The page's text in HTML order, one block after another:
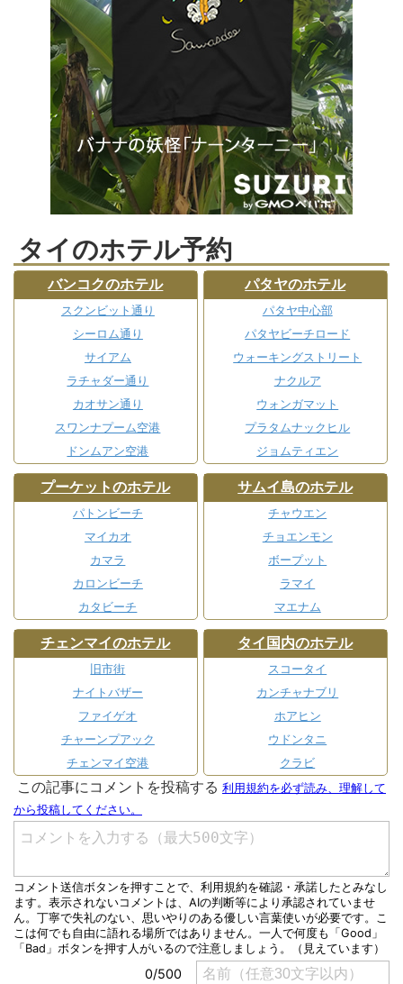
タイのホテル予約
バンコクのホテル
スクンビット通り
シーロム通り
サイアム
ラチャダー通り
カオサン通り
スワンナプーム空港
ドンムアン空港
パタヤのホテル
パタヤ中心部
パタヤビーチロード
ウォーキングストリート
ナクルア
ウォンガマット
プラタムナックヒル
ジョムティエン
プーケットのホテル
パトンビーチ
マイカオ
カマラ
カロンビーチ
カタビーチ
サムイ島のホテル
チャウエン
チョエンモン
ボープット
ラマイ
マエナム
チェンマイのホテル
旧市街
ナイトバザー
ファイゲオ
チャーンプアック
チェンマイ空港
タイ国内のホテル
スコータイ
カンチャナブリ
ホアヒン
ウドンタニ
クラビ